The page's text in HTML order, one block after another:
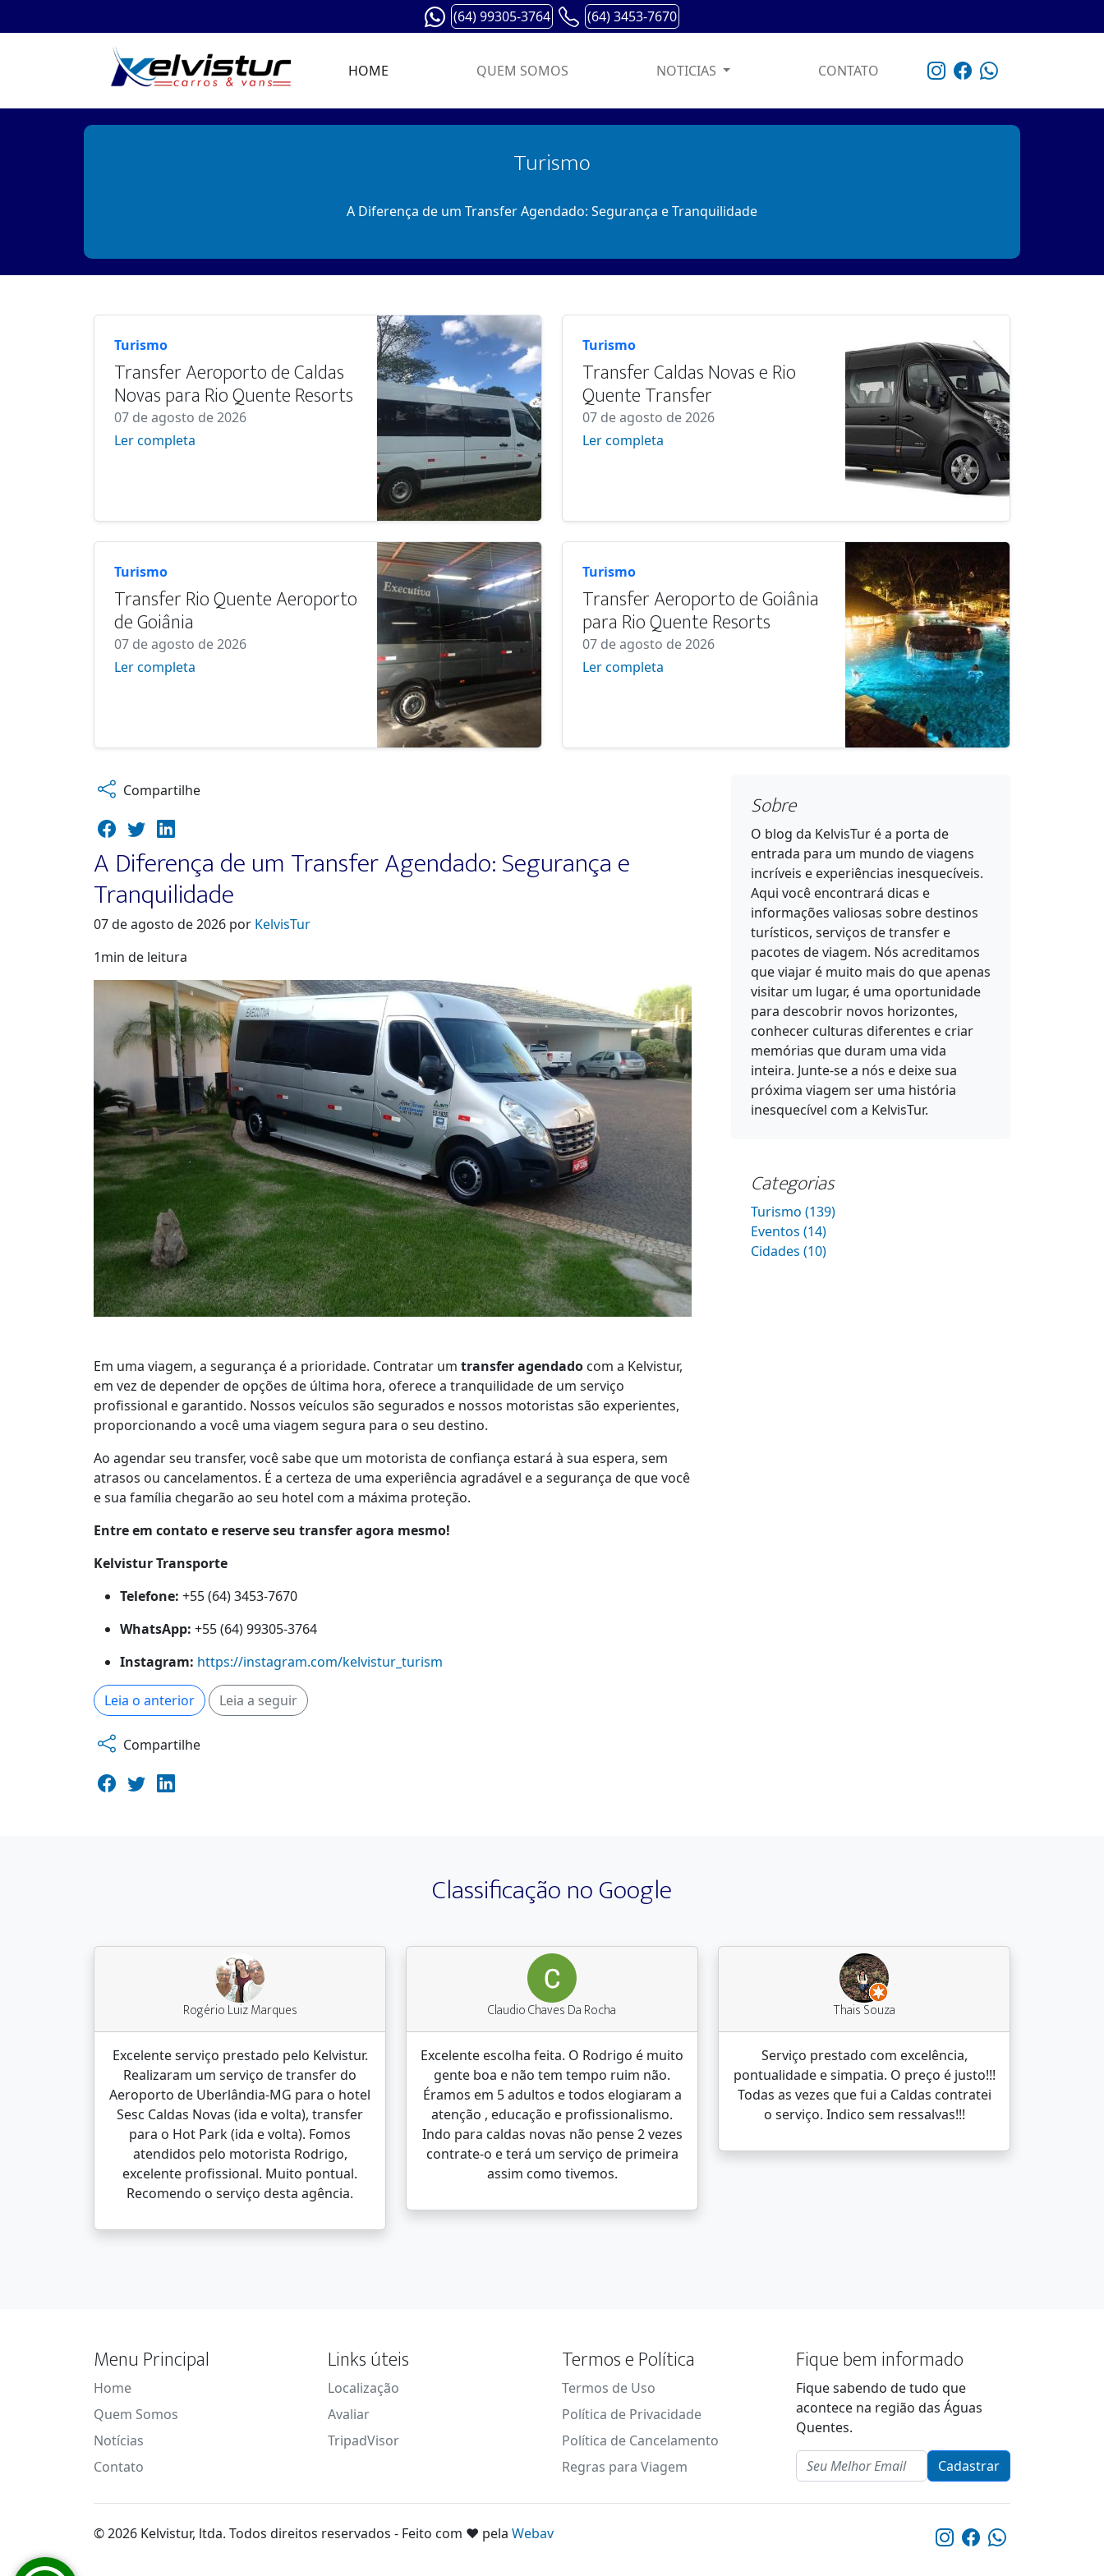
(64) 99305-3764 (64) 3453-7670
HOME QUEM SOMOS NOTICIAS CONTATO
Turismo
A Diferença de um Transfer Agendado: Segurança e Tranquilidade
Turismo
Transfer Aeroporto de Caldas
Novas para Rio Quente Resorts
07 de agosto de 2026
Ler completa
Turismo
Transfer Caldas Novas e Rio
Quente Transfer
07 de agosto de 2026
Ler completa
Turismo
Transfer Rio Quente Aeroporto
de Goiânia
07 de agosto de 2026
Ler completa
Turismo
Transfer Aeroporto de Goiânia
para Rio Quente Resorts
07 de agosto de 2026
Ler completa
Compartilhe
A Diferença de um Transfer Agendado: Segurança e
Tranquilidade
07 de agosto de 2026 por KelvisTur
1min de leitura
Em uma viagem, a segurança é a prioridade. Contratar um transfer agendado com a Kelvistur,
em vez de depender de opções de última hora, oferece a tranquilidade de um serviço
profissional e garantido. Nossos veículos são segurados e nossos motoristas são experientes,
proporcionando a você uma viagem segura para o seu destino.
Ao agendar seu transfer, você sabe que um motorista de confiança estará à sua espera, sem
atrasos ou cancelamentos. É a certeza de uma experiência agradável e a segurança de que você
e sua família chegarão ao seu hotel com a máxima proteção.
Entre em contato e reserve seu transfer agora mesmo!
Kelvistur Transporte
Telefone: +55 (64) 3453-7670
WhatsApp: +55 (64) 99305-3764
Instagram: https://instagram.com/kelvistur_turism
Leia o anterior Leia a seguir
Compartilhe
Sobre
O blog da KelvisTur é a porta de
entrada para um mundo de viagens
incríveis e experiências inesquecíveis.
Aqui você encontrará dicas e
informações valiosas sobre destinos
turísticos, serviços de transfer e
pacotes de viagem. Nós acreditamos
que viajar é muito mais do que apenas
visitar um lugar, é uma oportunidade
para descobrir novos horizontes,
conhecer culturas diferentes e criar
memórias que duram uma vida
inteira. Junte-se a nós e deixe sua
próxima viagem ser uma história
inesquecível com a KelvisTur.
Categorias
Turismo (139)
Eventos (14)
Cidades (10)
Classificação no Google
Rogério Luiz Marques
Excelente serviço prestado pelo Kelvistur.
Realizaram um serviço de transfer do
Aeroporto de Uberlândia-MG para o hotel
Sesc Caldas Novas (ida e volta), transfer
para o Hot Park (ida e volta). Fomos
atendidos pelo motorista Rodrigo,
excelente profissional. Muito pontual.
Recomendo o serviço desta agência.
Claudio Chaves Da Rocha
Excelente escolha feita. O Rodrigo é muito
gente boa e não tem tempo ruim não.
Éramos em 5 adultos e todos elogiaram a
atenção , educação e profissionalismo.
Indo para caldas novas não pense 2 vezes
contrate-o e terá um serviço de primeira
assim como tivemos.
Thais Souza
Serviço prestado com excelência,
pontualidade e simpatia. O preço é justo!!!
Todas as vezes que fui a Caldas contratei
o serviço. Indico sem ressalvas!!!
Menu Principal
Home
Quem Somos
Notícias
Contato
Links úteis
Localização
Avaliar
TripadVisor
Termos e Política
Termos de Uso
Política de Privacidade
Política de Cancelamento
Regras para Viagem
Fique bem informado
Fique sabendo de tudo que
acontece na região das Águas
Quentes.
Email
Cadastrar
© 2026 Kelvistur, ltda. Todos direitos reservados - Feito com ❤️ pela Webav